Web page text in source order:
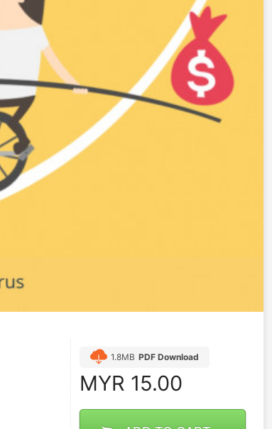
1.8MB PDF Download
MYR 15.00